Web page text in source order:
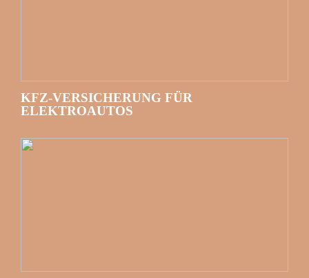
KFZ-VERSICHERUNG FÜR
ELEKTROAUTOS